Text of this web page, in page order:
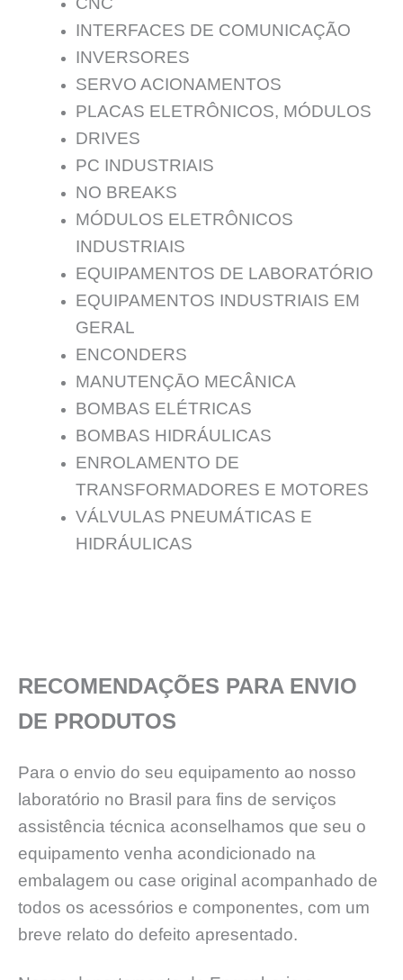
INTERFACES DE COMUNICAÇÃO
INVERSORES
SERVO ACIONAMENTOS
PLACAS ELETRÔNICOS, MÓDULOS
DRIVES
PC INDUSTRIAIS
NO BREAKS
MÓDULOS ELETRÔNICOS
INDUSTRIAIS
EQUIPAMENTOS DE LABORATÓRIO
EQUIPAMENTOS INDUSTRIAIS EM
GERAL
ENCONDERS
MANUTENÇĀO MECÂNICA
BOMBAS ELÉTRICAS
BOMBAS HIDRÁULICAS
ENROLAMENTO DE
TRANSFORMADORES E MOTORES
VÁLVULAS PNEUMÁTICAS E
HIDRÁULICAS
RECOMENDAÇÕES PARA ENVIO
DE PRODUTOS
Para o envio do seu equipamento ao nosso
laboratório no Brasil para fins de serviços
assistência técnica aconselhamos que seu o
equipamento venha acondicionado na
embalagem ou case original acompanhado de
todos os acessórios e componentes, com um
breve relato do defeito apresentado.